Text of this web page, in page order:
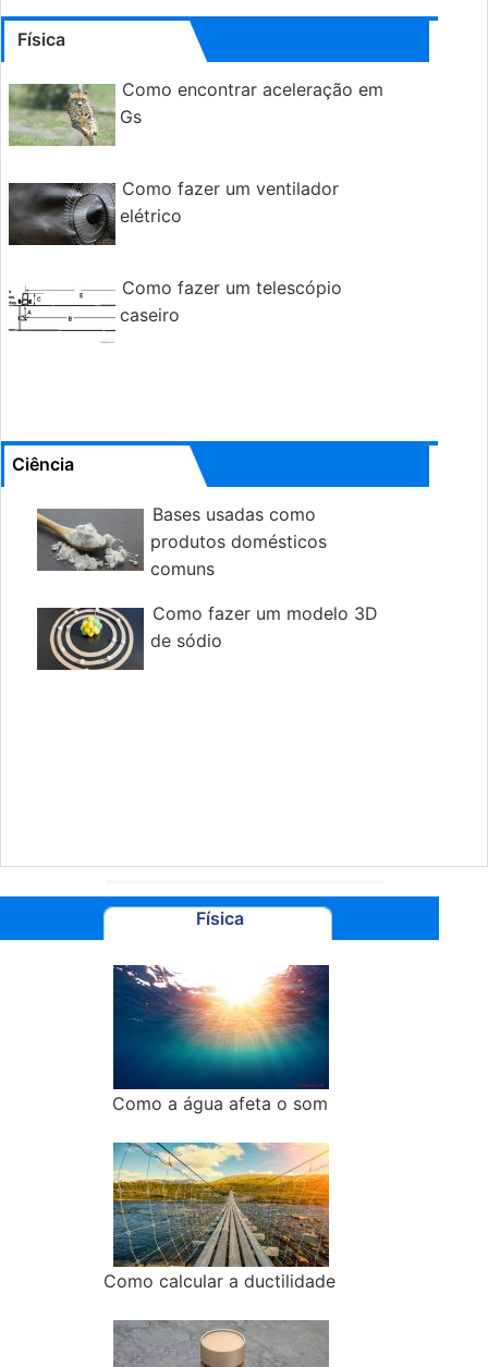
Física
Como encontrar aceleração em
Gs
Como fazer um ventilador
elétrico
Como fazer um telescópio
caseiro
Ciência
Bases usadas como
produtos domésticos
comuns
Como fazer um modelo 3D
de sódio
Física
Como a água afeta o som
Como calcular a ductilidade